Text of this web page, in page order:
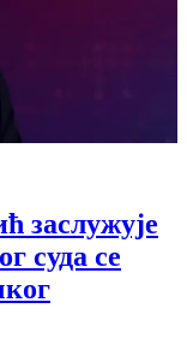
заслужује
суда се